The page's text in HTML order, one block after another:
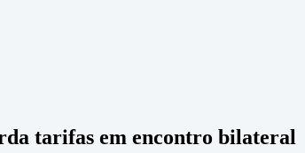
tarifas em encontro bilateral